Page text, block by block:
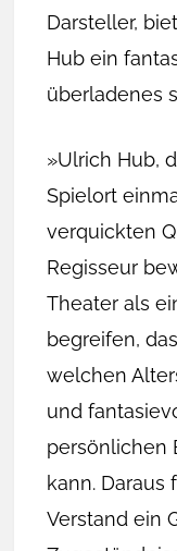
Darsteller,
Hub ein
überladenes
»Ulrich Hub,
Spielort
verquickten
Regisseur
Theater als
begreifen,
welchen
und
persönlichen
kann. Daraus
Verstand ein